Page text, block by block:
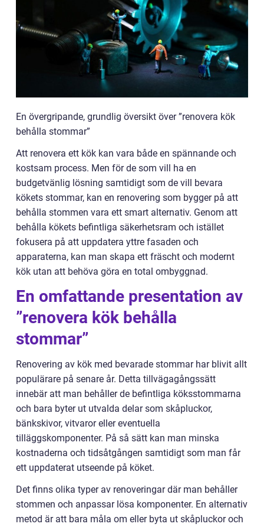
En övergripande, grundlig översikt över ”renovera kök
behålla stommar”
Att renovera ett kök kan vara både en spännande och
kostsam process. Men för de som vill ha en
budgetvänlig lösning samtidigt som de vill bevara
kökets stommar, kan en renovering som bygger på att
behålla stommen vara ett smart alternativ. Genom att
behålla kökets befintliga säkerhetsram och istället
fokusera på att uppdatera yttre fasaden och
apparaterna, kan man skapa ett fräscht och modernt
kök utan att behöva göra en total ombyggnad.
En omfattande presentation av
”renovera kök behålla
stommar”
Renovering av kök med bevarade stommar har blivit allt
populärare på senare år. Detta tillvägagångssätt
innebär att man behåller de befintliga köksstommarna
och bara byter ut utvalda delar som skåpluckor,
bänkskivor, vitvaror eller eventuella
tilläggskomponenter. På så sätt kan man minska
kostnaderna och tidsåtgången samtidigt som man får
ett uppdaterat utseende på köket.
Det finns olika typer av renoveringar där man behåller
stommen och anpassar lösa komponenter. En alternativ
metod är att bara måla om eller byta ut skåpluckor och